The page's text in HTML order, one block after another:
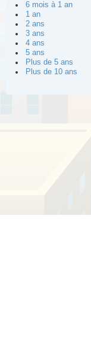
6 mois à 1 an
1 an
2 ans
3 ans
4 ans
5 ans
Plus de 5 ans
Plus de 10 ans